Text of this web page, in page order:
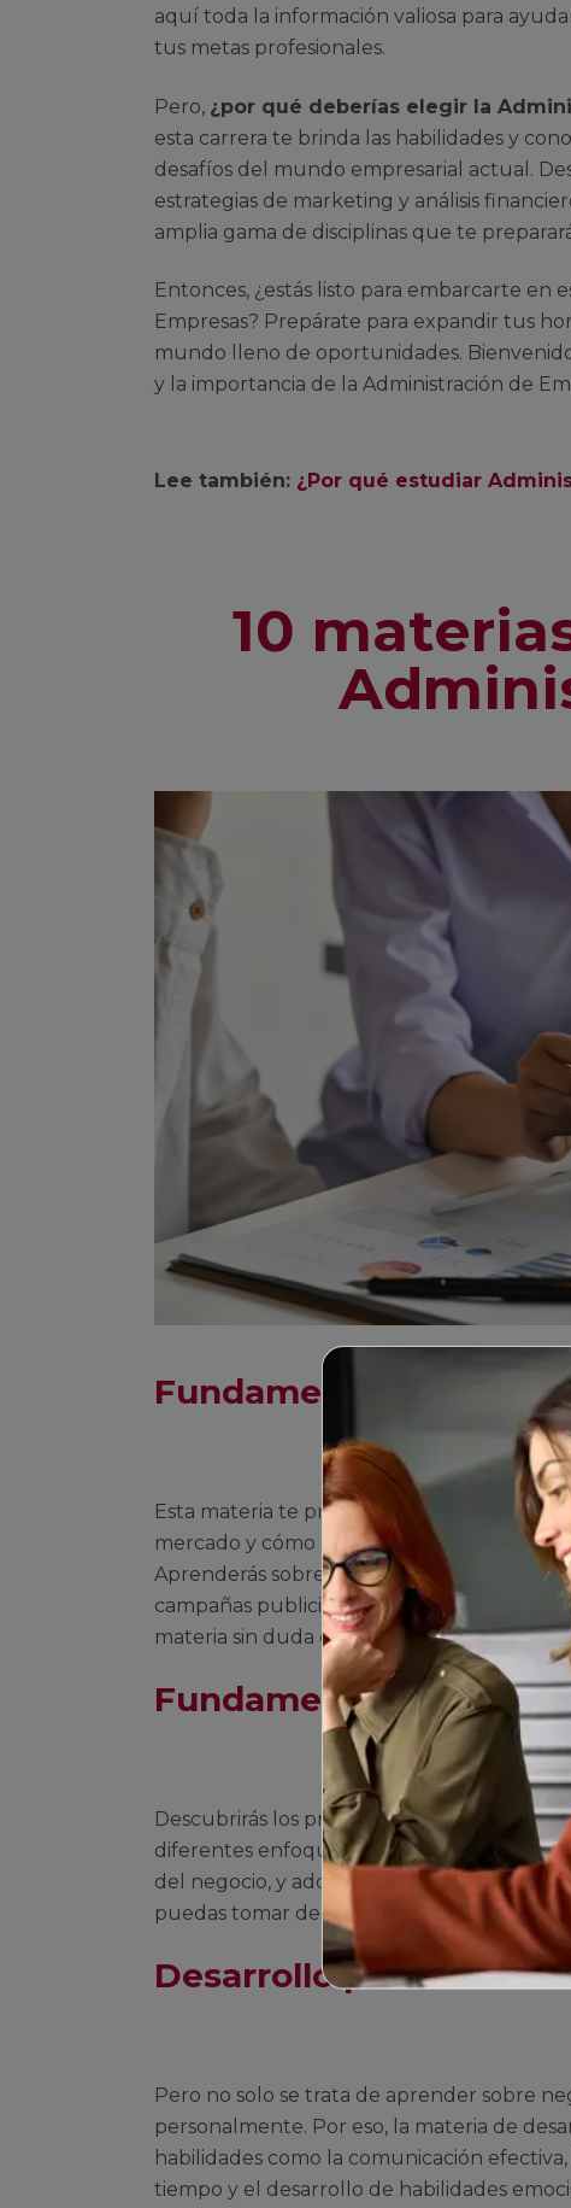
aquí toda la información valiosa para
tus metas profesionales.
Pero, ¿por qué deberías elegir la
esta carrera te brinda las habilidades y
desafíos del mundo empresarial actual.
estrategias de marketing y análisis
amplia gama de disciplinas que te
Entonces, ¿estás listo para embarcarte en
Empresas? Prepárate para expandir tus
mundo lleno de oportunidades.
y la importancia de la Administración de
Lee también: ¿Por qué estudiar
10
Fundamentos de
Esta materia te proporcionará las bases
mercado y cómo las empresas pueden
Aprenderás sobre estrategias de
campañas publicitarias efectivas. Si te
materia sin duda despertará tu interés.
Fundamentos de
Descubrirás los principios básicos para
diferentes enfoques deadministración
, te
del negocio, y adquirirás habilidades de
puedas tomar decisiones efectivas y
Desarrollo personal
Pero no solo se trata de aprender sobre
personalmente. Por eso, la materia de
habilidades como la comunicación
tiempo y el desarrollo de habilidades